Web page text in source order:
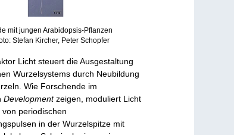
mit jungen Arabidopsis-Pflanzen
Stefan Kircher, Peter Schopfer
Licht steuert die Ausgestaltung
Wurzelsystems durch Neubildung
Wie Forschende im
Developmentzeigen, moduliert Licht
periodischen
in der Wurzelspitze mit